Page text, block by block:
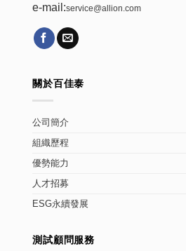
e-mail:service@allion.com
關於百佳泰
公司簡介
組織歷程
優勢能力
人才招募
ESG永續發展
測試顧問服務